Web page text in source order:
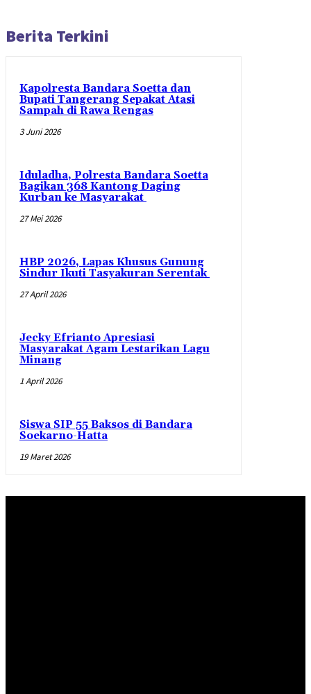
Berita Terkini
Kapolresta Bandara Soetta dan
Bupati Tangerang Sepakat Atasi
Sampah di Rawa Rengas
3 Juni 2026
Iduladha, Polresta Bandara Soetta
Bagikan 368 Kantong Daging
Kurban ke Masyarakat
27 Mei 2026
HBP 2026, Lapas Khusus Gunung
Sindur Ikuti Tasyakuran Serentak
27 April 2026
Jecky Efrianto Apresiasi
Masyarakat Agam Lestarikan Lagu
Minang
1 April 2026
Siswa SIP 55 Baksos di Bandara
Soekarno-Hatta
19 Maret 2026